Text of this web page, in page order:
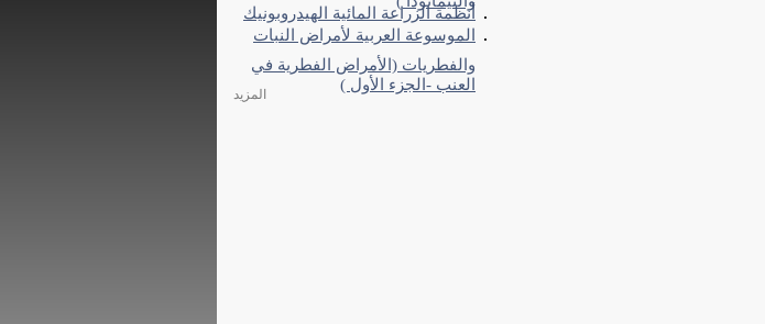
أنظمة الزراعة المائية الهيدروبونيك
الموسوعة العربية لأمراض النبات
والفطريات (الأمراض الفطرية في
العنب -الجزء الأول )
المزيد